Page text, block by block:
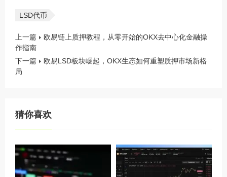
LSD代币
上一篇
欧易链上质押教程，从零开始的OKX去中心化金融操
作指南
下一篇
欧易LSD板块崛起，OKX生态如何重塑质押市场新格
局
猜你喜欢